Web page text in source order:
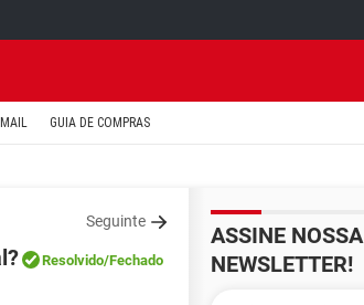
GUIA DE COMPRAS
Seguinte
Resolvido/Fechado
ASSINE NOSSA
NEWSLETTER!